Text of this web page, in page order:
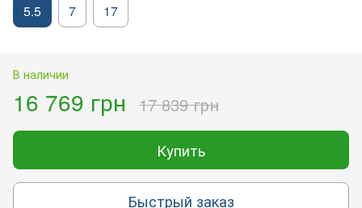
5.5 7 17
В наличии
16 769 грн 17 839 грн
Купить
Быстрый заказ